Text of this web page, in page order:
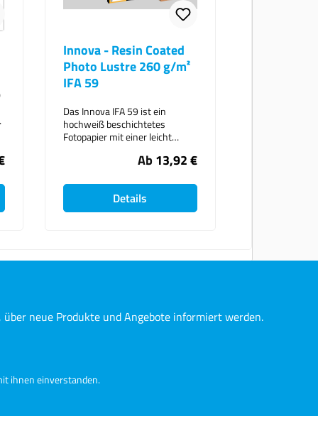
Innova - Resin Coated
Photo Lustre 260 g/m²
IFA 59
Das Innova IFA 59 ist ein
hochweiß beschichtetes
Fotopapier mit einer leicht
Das Resin Coated Photo Lustre
Farbstofftinten kompatibel.Ideal
für Drucke, wo Sie die Wirkung
von Glanz, aber mit einem
Fotografen und Künstler, die
die Oberfläche trocken, sobald
sie bedruckt wurde, und die
Papiereigenschaften im
säure- und ligninfrei -
Ab 13,92 €
Details
neue Produkte und Angebote informiert werden.
ihnen einverstanden.